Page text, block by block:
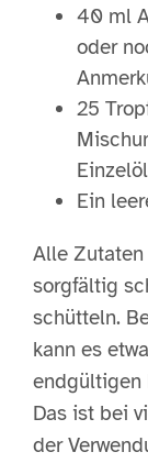
40 ml
oder
25
Ein
Alle
sorgfältig
schütteln.
kann es
endgültigen
Das ist bei
der